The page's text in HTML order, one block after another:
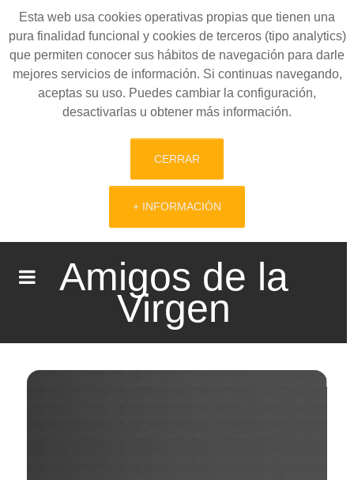
Esta web usa cookies operativas propias que tienen una
pura finalidad funcional y cookies de terceros (tipo analytics)
que permiten conocer sus hábitos de navegación para darle
mejores servicios de información. Si continuas navegando,
aceptas su uso. Puedes cambiar la configuración,
desactivarlas u obtener más información.
CERRAR
+ INFORMACIÓN
Amigos de la
Virgen